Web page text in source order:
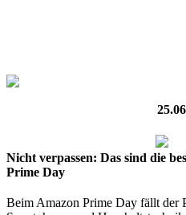
Nicht verpassen: Das sind die
Prime Day
Beim Amazon Prime Day fällt der